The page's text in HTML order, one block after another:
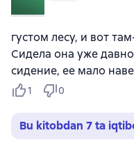
густом лесу, и вот
Сидела она уже
сидение, ее мало
1 0
Bu kitobdan 7 ta